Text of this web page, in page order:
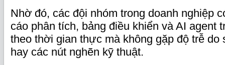
Nhờ đó, các đội nhóm trong doanh nghiệp
cáo phân tích, bảng điều khiển và AI agent
theo thời gian thực mà không gặp độ trễ do
hay các nút nghẽn kỹ thuật.